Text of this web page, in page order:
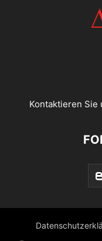
Kontaktieren Sie